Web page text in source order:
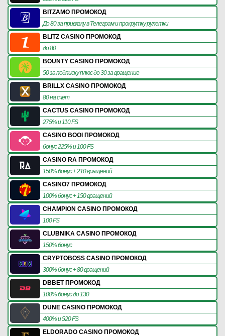
BITZAMO ПРОМОКОД
До 80 за привязку в Телеграм и прокрутку рулетки
BLITZ CASINO ПРОМОКОД
до 80
BOUNTY CASINO ПРОМОКОД
50 за подписку плюс до 30 за вращение
BRILLX CASINO ПРОМОКОД
80 на счет
CACTUS CASINO ПРОМОКОД
275% и 110 FS
CASINO BOOI ПРОМОКОД
бонус 225% и 100 FS
CASINO RA ПРОМОКОД
150% бонус + 210 вращений
CASINO7 ПРОМОКОД
100% бонус + 150 вращений
CHAMPION CASINO ПРОМОКОД
100 FS
CLUBNIKA CASINO ПРОМОКОД
150% бонус
CRYPTOBOSS CASINO ПРОМОКОД
300% бонус + 80 вращений
DBBET ПРОМОКОД
100% бонус до 130
DUNE CASINO ПРОМОКОД
400% и 520 FS
ELDORADO CASINO ПРОМОКОД